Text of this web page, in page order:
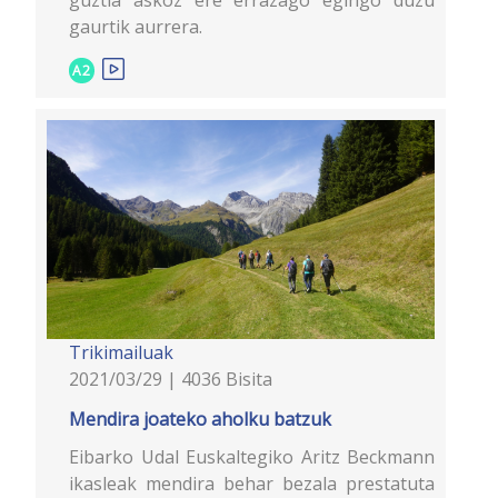
gaurtik aurrera.
A2
Trikimailuak
2021/03/29 | 4036 Bisita
Mendira joateko aholku batzuk
Eibarko Udal Euskaltegiko Aritz Beckmann
ikasleak mendira behar bezala prestatuta